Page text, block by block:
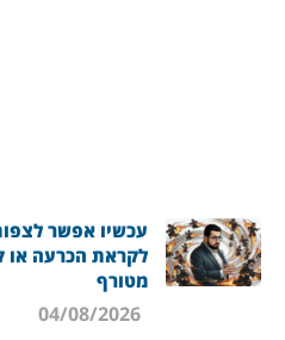
עכשיו אפשר
לקראת הכרעה או
מטורף